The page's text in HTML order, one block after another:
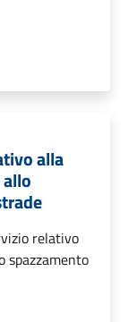
alla
relativo
spazzamento